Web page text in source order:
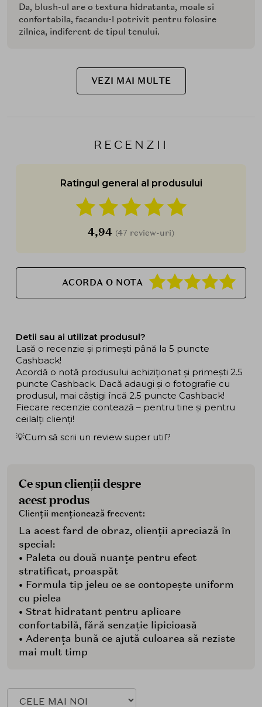
Da, blush-ul are o textura hidratanta, moale si
confortabila, facandu-l potrivit pentru folosire
zilnica, indiferent de tipul tenului.
VEZI MAI MULTE
RECENZII
Ratingul general al produsului
4,94 (47 review-uri)
ACORDA O NOTA
Detii sau ai utilizat produsul?
Lasă o recenzie și primești până la 5 puncte
Cashback!
Acordă o notă produsului achiziționat și primești 2.5
puncte Cashback. Dacă adaugi și o fotografie cu
produsul, mai câștigi încă 2.5 puncte Cashback!
Fiecare recenzie contează – pentru tine și pentru
ceilalți clienți!
💡Cum să scrii un review super util?
Ce spun clienții despre
acest produs
Clienții menționează frecvent:
La acest fard de obraz, clienții apreciază în
special:
• Paleta cu două nuanțe pentru efect
stratificat, proaspăt
• Formula tip jeleu ce se contopește uniform
cu pielea
• Strat hidratant pentru aplicare
confortabilă, fără senzație lipicioasă
• Aderența bună ce ajută culoarea să reziste
mai mult timp